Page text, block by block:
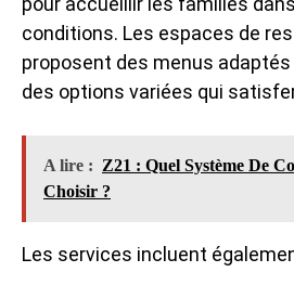
conditions. Les espaces de
proposent des menus
des options variées qui
A lire : Z21 : Quel Système De
Choisir ?
Les services incluent